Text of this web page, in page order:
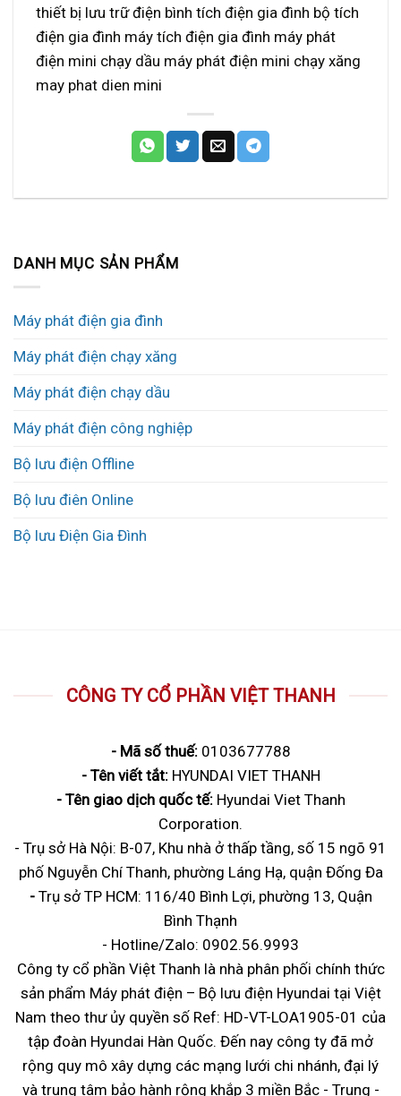
thiết bị lưu trữ điện bình tích điện gia đình bộ tích
điện gia đình máy tích điện gia đình máy phát
điện mini chạy dầu máy phát điện mini chạy xăng
may phat dien mini
DANH MỤC SẢN PHẨM
Máy phát điện gia đình
Máy phát điện chạy xăng
Máy phát điện chạy dầu
Máy phát điện công nghiệp
Bộ lưu điện Offline
Bộ lưu điên Online
Bộ lưu Điện Gia Đình
CÔNG TY CỔ PHẦN VIỆT THANH
- Mã số thuế:0103677788
- Tên viết tắt:HYUNDAI VIET THANH
- Tên giao dịch quốc tế:Hyundai Viet Thanh
Corporation.
- Trụ sở Hà Nội: B-07, Khu nhà ở thấp tầng, số 15 ngõ 91
phố Nguyễn Chí Thanh, phường Láng Hạ, quận Đống Đa
- Trụ sở TP HCM: 116/40 Bình Lợi, phường 13, Quận
Bình Thạnh
- Hotline/Zalo: 0902.56.9993
Công ty cổ phần Việt Thanh là nhà phân phối chính thức
sản phẩm Máy phát điện – Bộ lưu điện Hyundai tại Việt
Nam theo thư ủy quyền số Ref: HD-VT-LOA1905-01 của
tập đoàn Hyundai Hàn Quốc. Đến nay công ty đã mở
rộng quy mô xây dựng các mạng lưới chi nhánh, đại lý
và trung tâm bảo hành rộng khắp 3 miền Bắc - Trung -